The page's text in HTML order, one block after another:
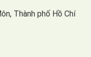
Thành phố Hồ Chí